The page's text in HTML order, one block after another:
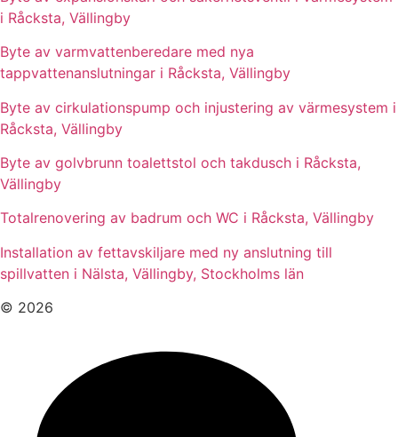
i Råcksta, Vällingby
Byte av varmvattenberedare med nya
tappvattenanslutningar i Råcksta, Vällingby
Byte av cirkulationspump och injustering av värmesystem i
Råcksta, Vällingby
Byte av golvbrunn toalettstol och takdusch i Råcksta,
Vällingby
Totalrenovering av badrum och WC i Råcksta, Vällingby
Installation av fettavskiljare med ny anslutning till
spillvatten i Nälsta, Vällingby, Stockholms län
© 2026